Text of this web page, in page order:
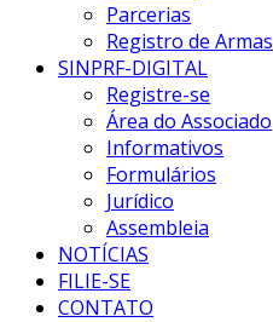
Parcerias
Registro de Armas
SINPRF-DIGITAL
Registre-se
Área do Associado
Informativos
Formulários
Jurídico
Assembleia
NOTÍCIAS
FILIE-SE
CONTATO